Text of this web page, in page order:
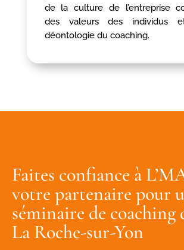
de la culture de l’entreprise
des valeurs des individus
déontologie du coaching.
Faites confiance à
votre partenaire pour
séminaire de coaching
La Roche-sur-Yon